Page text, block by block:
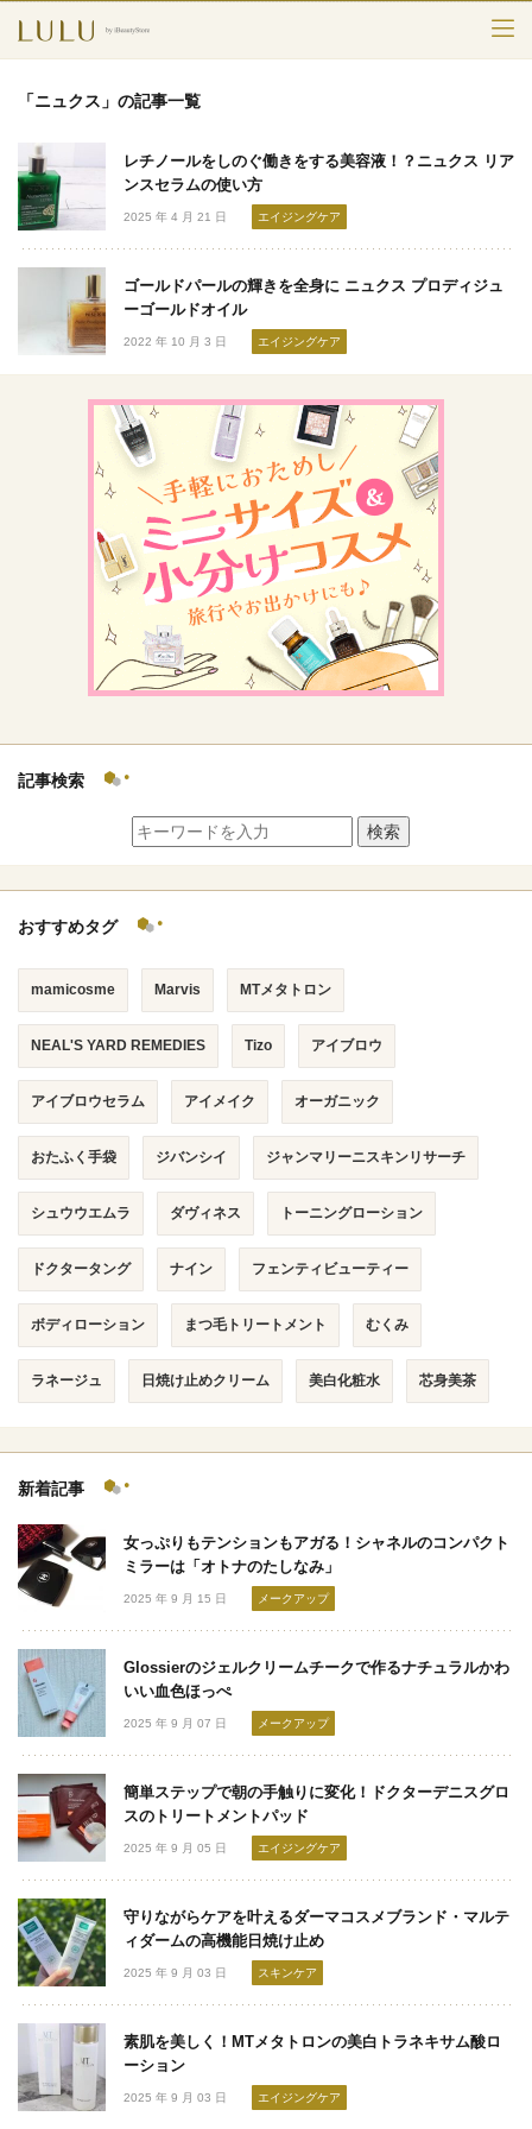
スキンケア
メークアップ
エイジングケア
フレグランス
ボディ＆ヘア
ライフスタイル
検索
「ニュクス」の記事一覧
レチノールをしのぐ働きをする美容液！？ニュクス リア
ンスセラムの使い方
2025 年 4 月 21 日 エイジングケア
ゴールドパールの輝きを全身に ニュクス プロディジュ
ーゴールドオイル
2022 年 10 月 3 日 エイジングケア
記事検索
検索
おすすめタグ
mamicosme Marvis MTメタトロン
NEAL'S YARD REMEDIES Tizo アイブロウ
アイブロウセラム アイメイク オーガニック
おたふく手袋 ジバンシイ ジャンマリーニスキンリサーチ
シュウウエムラ ダヴィネス トーニングローション
ドクタータング ナイン フェンティビューティー
ボディローション まつ毛トリートメント むくみ
ラネージュ 日焼け止めクリーム 美白化粧水 芯身美茶
新着記事
女っぷりもテンションもアガる！シャネルのコンパクト
ミラーは「オトナのたしなみ」
2025 年 9 月 15 日 メークアップ
Glossierのジェルクリームチークで作るナチュラルかわ
いい血色ほっぺ
2025 年 9 月 07 日 メークアップ
簡単ステップで朝の手触りに変化！ドクターデニスグロ
スのトリートメントパッド
2025 年 9 月 05 日 エイジングケア
守りながらケアを叶えるダーマコスメブランド・マルテ
ィダームの高機能日焼け止め
2025 年 9 月 03 日 スキンケア
素肌を美しく！MTメタトロンの美白トラネキサム酸ロ
ーション
2025 年 9 月 03 日 エイジングケア